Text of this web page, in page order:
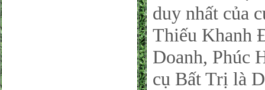
duy nhất của
Thiếu Khanh
Doanh, Phúc
cụ Bất Trị là